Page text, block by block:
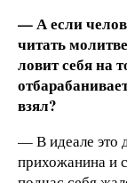
— А если
читать
ловит себя на
взял?
— В идеале это
прихожанина и